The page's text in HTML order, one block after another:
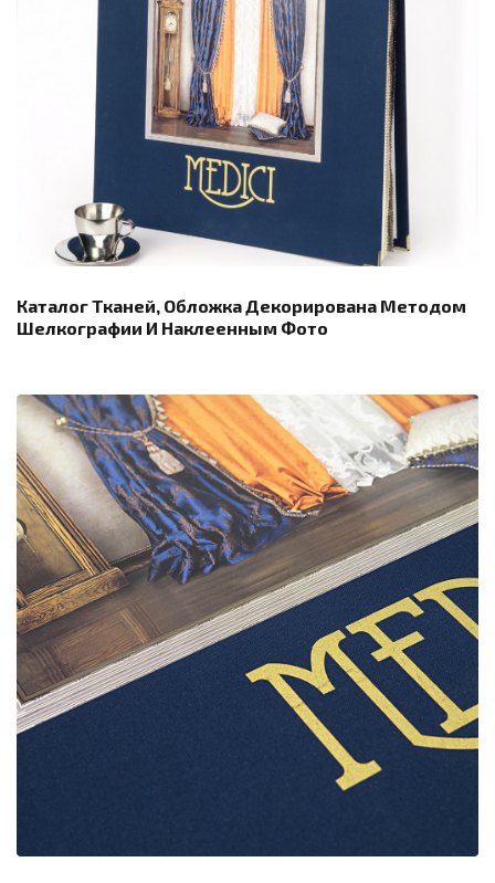
Каталог Тканей, Обложка Декорирована Методом
Шелкографии И Наклеенным Фото